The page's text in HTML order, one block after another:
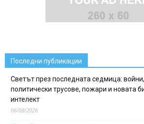
Последни публикации
Светът през последната седмица:
политически трусове, пожари и новата
интелект
06/08/2026